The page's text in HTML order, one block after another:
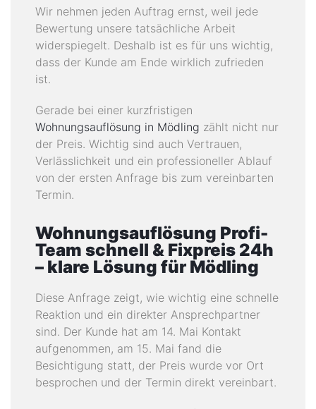
Wir nehmen jeden Auftrag ernst, weil jede
Bewertung unsere tatsächliche Arbeit
widerspiegelt. Deshalb ist es für uns wichtig,
dass der Kunde am Ende wirklich zufrieden
ist.
Gerade bei einer kurzfristigen
Wohnungsauflösung in Mödling zählt nicht nur
der Preis. Wichtig sind auch Vertrauen,
Verlässlichkeit und ein professioneller Ablauf
von der ersten Anfrage bis zum vereinbarten
Termin.
Wohnungsauflösung Profi-
Team schnell & Fixpreis 24h
– klare Lösung für Mödling
Diese Anfrage zeigt, wie wichtig eine schnelle
Reaktion und ein direkter Ansprechpartner
sind. Der Kunde hat am 14. Mai Kontakt
aufgenommen, am 15. Mai fand die
Besichtigung statt, der Preis wurde vor Ort
besprochen und der Termin direkt vereinbart.